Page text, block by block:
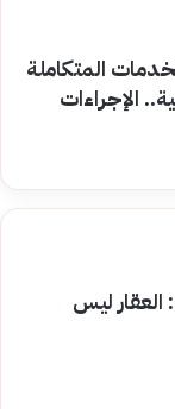
المتكاملة
الإجراءات
ليس